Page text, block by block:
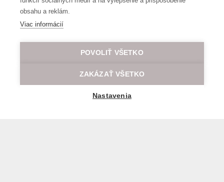
obsahu a reklám.
Viac informácií
POVOLIŤ VŠETKO
ZAKÁZAŤ VŠETKO
Nastavenia